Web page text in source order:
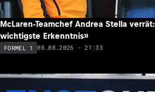
McLaren-Teamchef Andrea Stella
wichtigste Erkenntnis»
FORMEL 1 08.08.2026 - 21:33